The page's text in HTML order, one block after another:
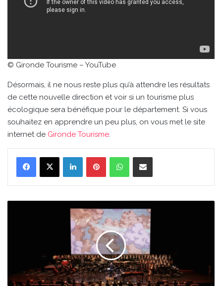
© Gironde Tourisme – YouTube
Désormais, il ne nous reste plus qu’à attendre les résultats
de cette nouvelle direction et voir si un tourisme plus
écologique sera bénéfique pour le département. Si vous
souhaitez en apprendre un peu plus, on vous met le site
internet de Gironde Tourisme.
LinkedinPinterestWhatsAppPartager par email
diffusés